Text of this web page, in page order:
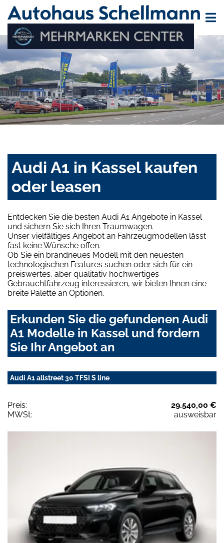
Audi A1 in Kassel kaufen
oder leasen
Entdecken Sie die besten Audi A1 Angebote in Kassel
und sichern Sie sich Ihren Traumwagen.
Unser vielfältiges Angebot an Fahrzeugmodellen lässt
fast keine Wünsche offen.
Ob Sie ein brandneues Modell mit den neuesten
technologischen Features suchen oder sich für ein
preiswertes, aber qualitativ hochwertiges
Gebrauchtfahrzeug interessieren, wir bieten Ihnen eine
breite Palette an Optionen.
Erkunden Sie die gefundenen Audi
A1 Modelle in Kassel und fordern
Sie Ihr Angebot an
Audi A1 allstreet 30 TFSI S line
Preis:
29.540,00 €
MWSt:
ausweisbar